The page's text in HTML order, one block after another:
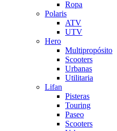
Ropa
Polaris
ATV
UTV
Hero
Multipropósito
Scooters
Urbanas
Utilitaria
Lifan
Pisteras
Touring
Paseo
Scooters